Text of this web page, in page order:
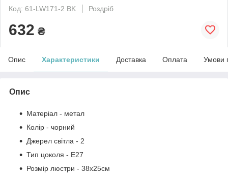
Код: 61-LW171-2 BK
Роздріб
632 ₴
Опис Характеристики Доставка Оплата Умови
Опис
Матеріал - метал
Колір - чорний
Джерел світла - 2
Тип цоколя - Е27
Розмір люстри - 38х25см